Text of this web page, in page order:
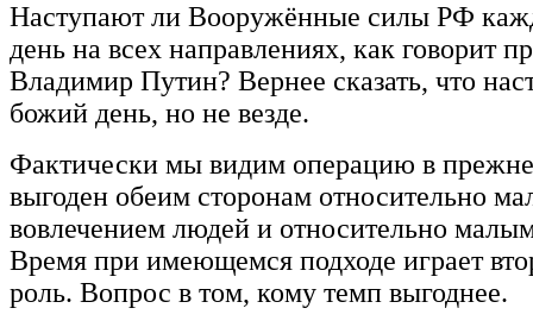
Наступают ли Вооружённые силы РФ
день на всех направлениях, как говорит
Владимир Путин? Вернее сказать, что
божий день, но не везде.
Фактически мы видим операцию в
выгоден обеим сторонам относительно
вовлечением людей и относительно
Время при имеющемся подходе играет
роль. Вопрос в том, кому темп выгоднее.